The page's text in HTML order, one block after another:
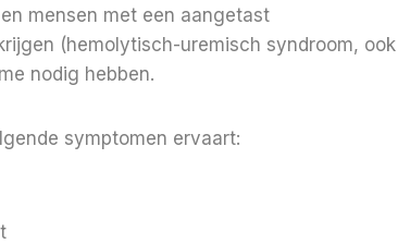
mensen met een aangetast
(hemolytisch-uremisch syndroom, ook
nodig hebben.
symptomen ervaart: